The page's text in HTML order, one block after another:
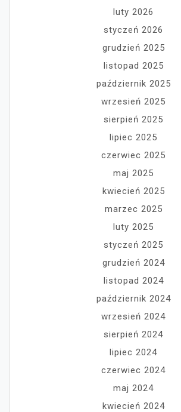
luty 2026
styczeń 2026
grudzień 2025
listopad 2025
październik 2025
wrzesień 2025
sierpień 2025
lipiec 2025
czerwiec 2025
maj 2025
kwiecień 2025
marzec 2025
luty 2025
styczeń 2025
grudzień 2024
listopad 2024
październik 2024
wrzesień 2024
sierpień 2024
lipiec 2024
czerwiec 2024
maj 2024
kwiecień 2024